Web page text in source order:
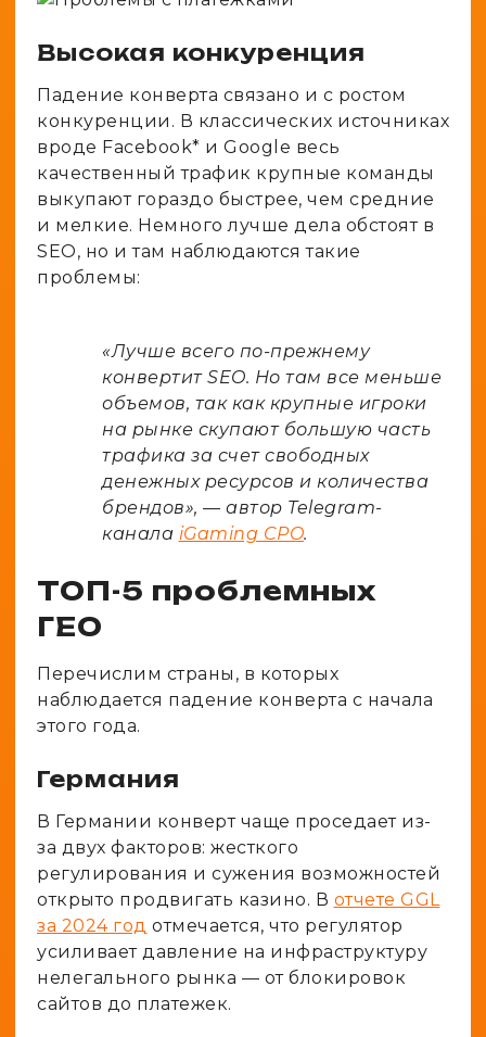
Высокая конкуренция
Падение конверта связано и с ростом
конкуренции. В классических источниках
вроде Facebook* и Google весь
качественный трафик крупные команды
выкупают гораздо быстрее, чем средние
и мелкие. Немного лучше дела обстоят в
SEO, но и там наблюдаются такие
проблемы:
«Лучше всего по-прежнему
конвертит SEO. Но там все меньше
объемов, так как крупные игроки
на рынке скупают большую часть
трафика за счет свободных
денежных ресурсов и количества
брендов», — автор Telegram-
канала iGaming CPO.
ТОП-5 проблемных
ГЕО
Перечислим страны, в которых
наблюдается падение конверта с начала
этого года.
Германия
В Германии конверт чаще проседает из-
за двух факторов: жесткого
регулирования и сужения возможностей
открыто продвигать казино. В отчете GGL
за 2024 год отмечается, что регулятор
усиливает давление на инфраструктуру
нелегального рынка — от блокировок
сайтов до платежек.